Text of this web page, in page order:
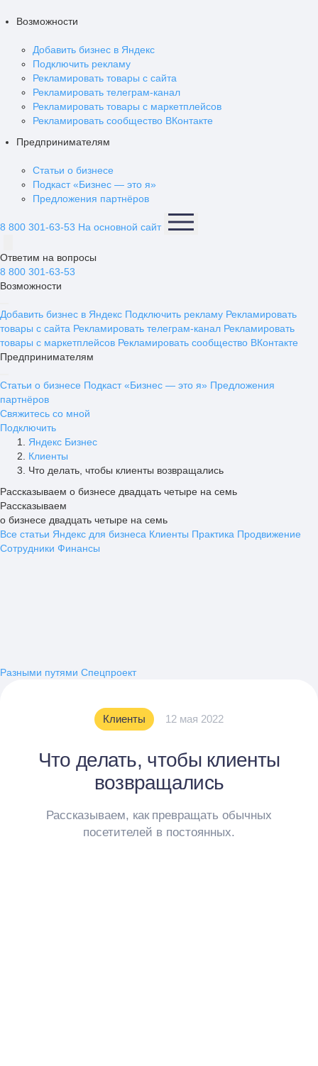
Возможности
Добавить бизнес в Яндекс
Подключить рекламу
Рекламировать товары с сайта
Рекламировать телеграм-канал
Рекламировать товары с маркетплейсов
Рекламировать сообщество ВКонтакте
Предпринимателям
Статьи о бизнесе
Подкаст «Бизнес — это я»
Предложения партнёров
8 800 301-63-53 На основной сайт
Ответим на вопросы
8 800 301-63-53
Возможности
Добавить бизнес в Яндекс Подключить рекламу Рекламировать
товары с сайта Рекламировать телеграм-канал Рекламировать
товары с маркетплейсов Рекламировать сообщество ВКонтакте
Предпринимателям
Статьи о бизнесе Подкаст «Бизнес — это я» Предложения
партнёров
Свяжитесь со мной
Подключить
Яндекс Бизнес
Клиенты
Что делать, чтобы клиенты возвращались
Рассказываем о бизнесе двадцать четыре на семь
Рассказываем
о бизнесе двадцать четыре на семь
Все статьи Яндекс для бизнеса Клиенты Практика Продвижение
Сотрудники Финансы
Разными путями Спецпроект
Клиенты 12 мая 2022
Что делать, чтобы клиенты
возвращались
Рассказываем, как превращать обычных
посетителей в постоянных.